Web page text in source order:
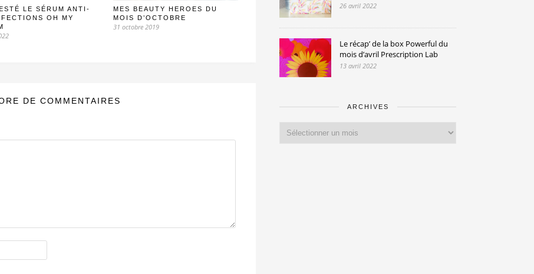
LE SÉRUM ANTI-
OH MY
MES BEAUTY HEROES DU
MOIS D’OCTOBRE
31 octobre 2019
DE COMMENTAIRES
26 avril 2022
Le récap’ de la box Powerful du
mois d’avril Prescription Lab
13 avril 2022
ARCHIVES